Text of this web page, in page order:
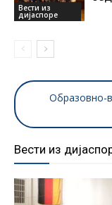
Вести из
дијаспоре
Образовно-
Вести из